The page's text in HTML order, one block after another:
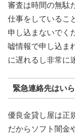
審査は時間の無駄
仕事をしているこ
申し込まないでく
嘘情報で申し込ま
に遅れるし非常に
緊急連絡先はい
優良金貸し屋は正
だからソフト闇金